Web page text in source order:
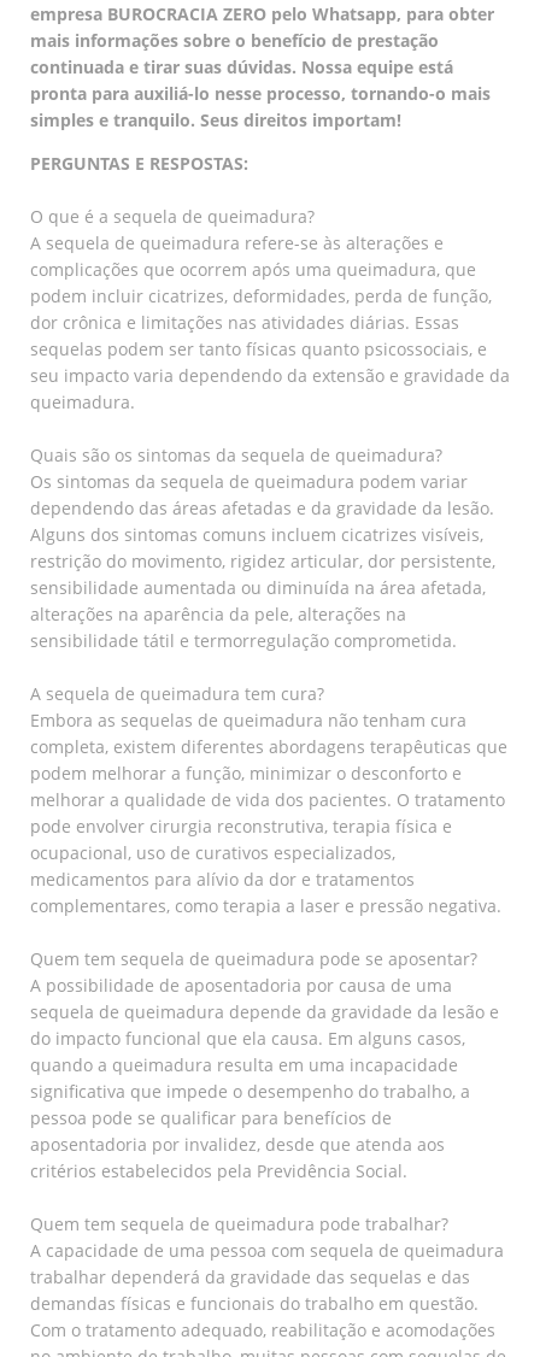
empresa BUROCRACIA ZERO pelo Whatsapp, para obter
mais informações sobre o benefício de prestação
continuada e tirar suas dúvidas. Nossa equipe está
pronta para auxiliá-lo nesse processo, tornando-o mais
simples e tranquilo. Seus direitos importam!
PERGUNTAS E RESPOSTAS:
O que é a sequela de queimadura?
A sequela de queimadura refere-se às alterações e
complicações que ocorrem após uma queimadura, que
podem incluir cicatrizes, deformidades, perda de função,
dor crônica e limitações nas atividades diárias. Essas
sequelas podem ser tanto físicas quanto psicossociais, e
seu impacto varia dependendo da extensão e gravidade da
queimadura.
Quais são os sintomas da sequela de queimadura?
Os sintomas da sequela de queimadura podem variar
dependendo das áreas afetadas e da gravidade da lesão.
Alguns dos sintomas comuns incluem cicatrizes visíveis,
restrição do movimento, rigidez articular, dor persistente,
sensibilidade aumentada ou diminuída na área afetada,
alterações na aparência da pele, alterações na
sensibilidade tátil e termorregulação comprometida.
A sequela de queimadura tem cura?
Embora as sequelas de queimadura não tenham cura
completa, existem diferentes abordagens terapêuticas que
podem melhorar a função, minimizar o desconforto e
melhorar a qualidade de vida dos pacientes. O tratamento
pode envolver cirurgia reconstrutiva, terapia física e
ocupacional, uso de curativos especializados,
medicamentos para alívio da dor e tratamentos
complementares, como terapia a laser e pressão negativa.
Quem tem sequela de queimadura pode se aposentar?
A possibilidade de aposentadoria por causa de uma
sequela de queimadura depende da gravidade da lesão e
do impacto funcional que ela causa. Em alguns casos,
quando a queimadura resulta em uma incapacidade
significativa que impede o desempenho do trabalho, a
pessoa pode se qualificar para benefícios de
aposentadoria por invalidez, desde que atenda aos
critérios estabelecidos pela Previdência Social.
Quem tem sequela de queimadura pode trabalhar?
A capacidade de uma pessoa com sequela de queimadura
trabalhar dependerá da gravidade das sequelas e das
demandas físicas e funcionais do trabalho em questão.
Com o tratamento adequado, reabilitação e acomodações